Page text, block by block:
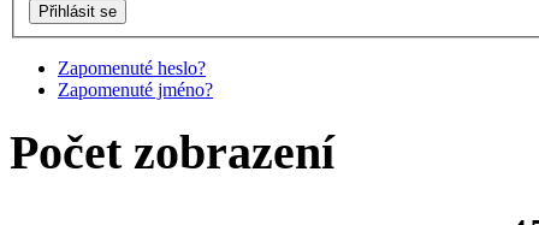
Zapomenuté heslo?
Zapomenuté jméno?
Počet zobrazení